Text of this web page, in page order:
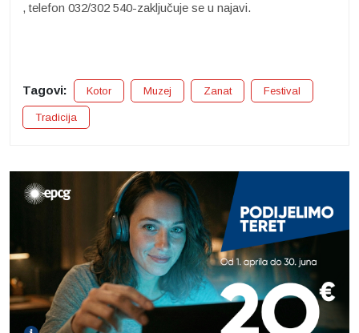
, telefon 032/302 540-zaključuje se u najavi.
Tagovi: Kotor Muzej Zanat Festival
Tradicija